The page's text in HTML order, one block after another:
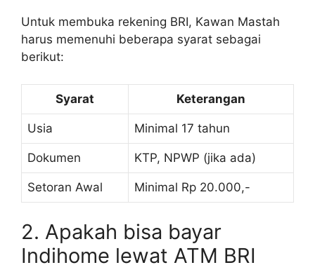
Untuk membuka rekening BRI, Kawan Mastah
harus memenuhi beberapa syarat sebagai
berikut:
Syarat Keterangan
Usia Minimal 17 tahun
Dokumen KTP, NPWP (jika ada)
Setoran Awal Minimal Rp 20.000,-
2. Apakah bisa bayar
Indihome lewat ATM BRI